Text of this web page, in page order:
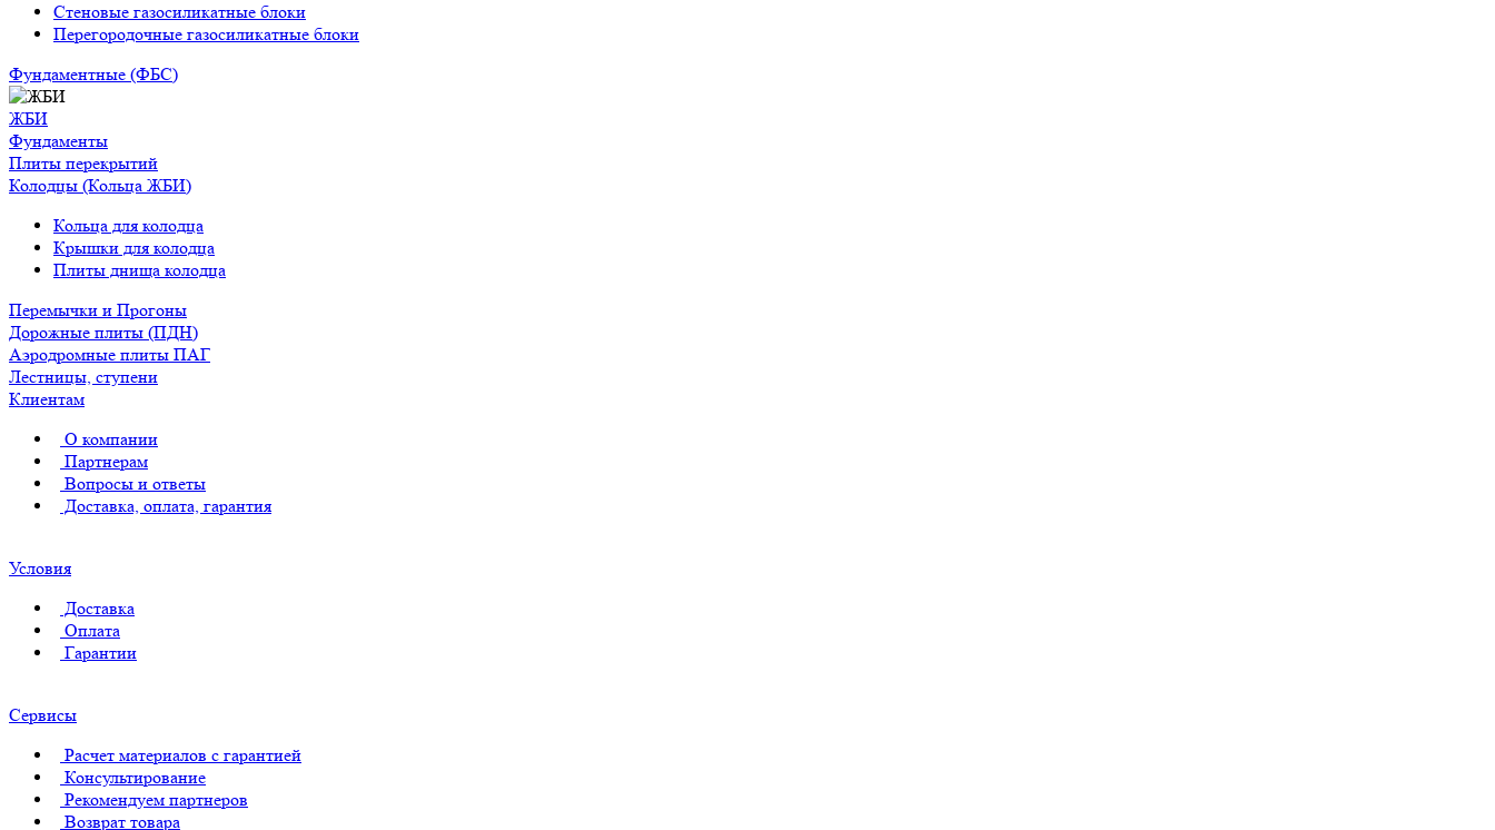
Стеновые газосиликатные блоки
Перегородочные газосиликатные блоки
Фундаментные (ФБС)
ЖБИ
Фундаменты
Плиты перекрытий
Колодцы (Кольца ЖБИ)
Кольца для колодца
Крышки для колодца
Плиты днища колодца
Перемычки и Прогоны
Дорожные плиты (ПДН)
Аэродромные плиты ПАГ
Лестницы, ступени
Клиентам
О компании
Партнерам
Вопросы и ответы
Доставка, оплата, гарантия
Условия
Доставка
Оплата
Гарантии
Сервисы
Расчет материалов с гарантией
Консультирование
Рекомендуем партнеров
Возврат товара